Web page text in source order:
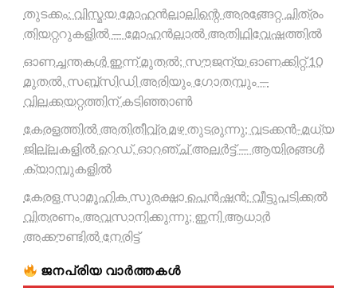
തുടക്കം: വിസ്മയ മോഹൻലാലിന്റെ അരങ്ങേറ്റ ചിത്രം
തിയറ്ററുകളിൽ — മോഹൻലാൽ അതിഥിവേഷത്തിൽ
ഓണച്ചന്തകൾ ഇന്ന് മുതൽ; സൗജന്യ ഓണക്കിറ്റ് 10
മുതൽ, സബ്സിഡി അരിയും ഗോതമ്പും —
വിലക്കയറ്റത്തിന് കടിഞ്ഞാൺ
കേരളത്തിൽ അതിതീവ്ര മഴ തുടരുന്നു; വടക്കൻ-മധ്യ
ജില്ലകളിൽ റെഡ്, ഓറഞ്ച് അലർട്ട് — ആയിരങ്ങൾ
ക്യാമ്പുകളിൽ
കേരള സാമൂഹിക സുരക്ഷാ പെൻഷൻ: വീട്ടുപടിക്കൽ
വിതരണം അവസാനിക്കുന്നു; ഇനി ആധാർ
അക്കൗണ്ടിൽ നേരിട്ട്
ജനപ്രിയ വാർത്തകൾ